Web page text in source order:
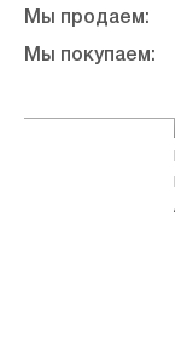
Мы продаем:
Мы покупаем: